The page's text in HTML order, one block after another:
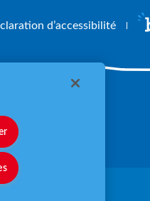
d’accessibilité